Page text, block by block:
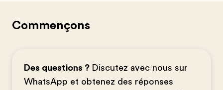
Commençons
Des questions ? Discutez avec nous sur
WhatsApp et obtenez des réponses